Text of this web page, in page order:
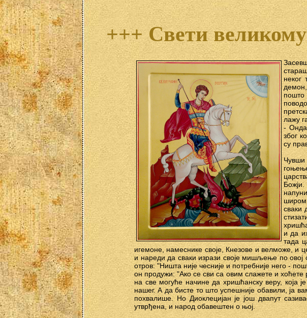
+++ Свети
неког
пошто
лажу
- Онда
због
су
Чувши
широм
сваки
и да
тада
игемоне, намеснике своје, Кнезове и велможе, и
и нареди да сваки изрази своје мишљење по овој
отров: "Ништа није чесније и потребније него -
он продужи: "Ако се сви са овим слажете и хоћете
на све могуће начине да хришћанску веру, која
нашег. А да бисте то што успешније обавили, ја
похвалише. Но Диоклецијан је још двапут
утврђена, и народ обавештен о њој.